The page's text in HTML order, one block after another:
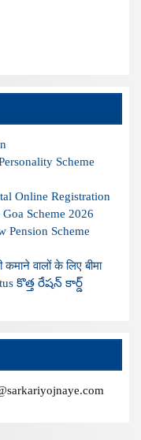
Scheme
Online Registration
Scheme 2026
Pension Scheme
वालों के लिए बीमा
కొత్త రేషన్ కార్డ్